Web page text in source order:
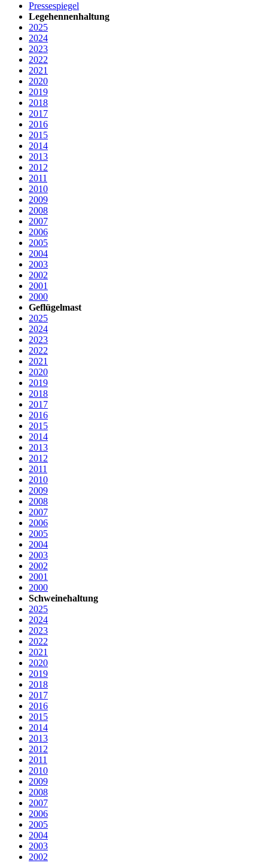
Pressespiegel
Legehennenhaltung
2025
2024
2023
2022
2021
2020
2019
2018
2017
2016
2015
2014
2013
2012
2011
2010
2009
2008
2007
2006
2005
2004
2003
2002
2001
2000
Geflügelmast
2025
2024
2023
2022
2021
2020
2019
2018
2017
2016
2015
2014
2013
2012
2011
2010
2009
2008
2007
2006
2005
2004
2003
2002
2001
2000
Schweinehaltung
2025
2024
2023
2022
2021
2020
2019
2018
2017
2016
2015
2014
2013
2012
2011
2010
2009
2008
2007
2006
2005
2004
2003
2002